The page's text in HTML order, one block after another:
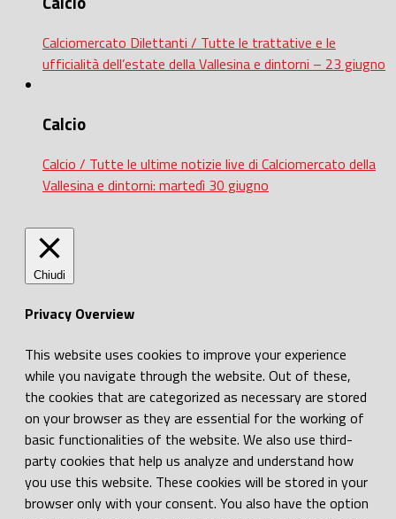
Calciomercato Dilettanti / Tutte le trattative e le
ufficialità dell’estate della Vallesina e dintorni – 23 giugno
Calcio
Calcio / Tutte le ultime notizie live di Calciomercato della
Vallesina e dintorni: martedì 30 giugno
Chiudi
Privacy Overview
This website uses cookies to improve your experience
while you navigate through the website. Out of these,
the cookies that are categorized as necessary are stored
on your browser as they are essential for the working of
basic functionalities of the website. We also use third-
party cookies that help us analyze and understand how
you use this website. These cookies will be stored in your
browser only with your consent. You also have the option